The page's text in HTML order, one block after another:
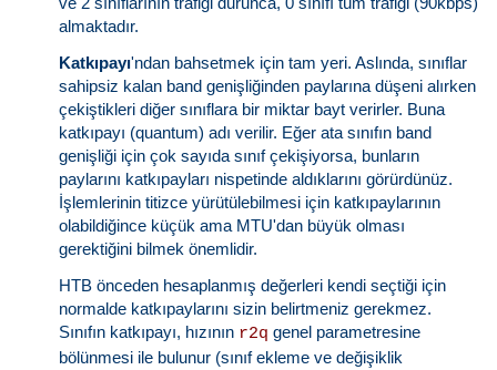
almaktadır.
Katkıpayı'ndan bahsetmek için tam yeri. Aslında, sınıflar
sahipsiz kalan band genişliğinden paylarına düşeni alırken
çekiştikleri diğer sınıflara bir miktar bayt verirler. Buna
katkıpayı (quantum) adı verilir. Eğer ata sınıfın band
genişliği için çok sayıda sınıf çekişiyorsa, bunların
paylarını katkıpayları nispetinde aldıklarını görürdünüz.
İşlemlerinin titizce yürütülebilmesi için katkıpaylarının
olabildiğince küçük ama MTU'dan büyük olması
gerektiğini bilmek önemlidir.
HTB önceden hesaplanmış değerleri kendi seçtiği için
normalde katkıpaylarını sizin belirtmeniz gerekmez.
Sınıfın katkıpayı, hızının r2q genel parametresine
bölünmesi ile bulunur (sınıf ekleme ve değişiklik